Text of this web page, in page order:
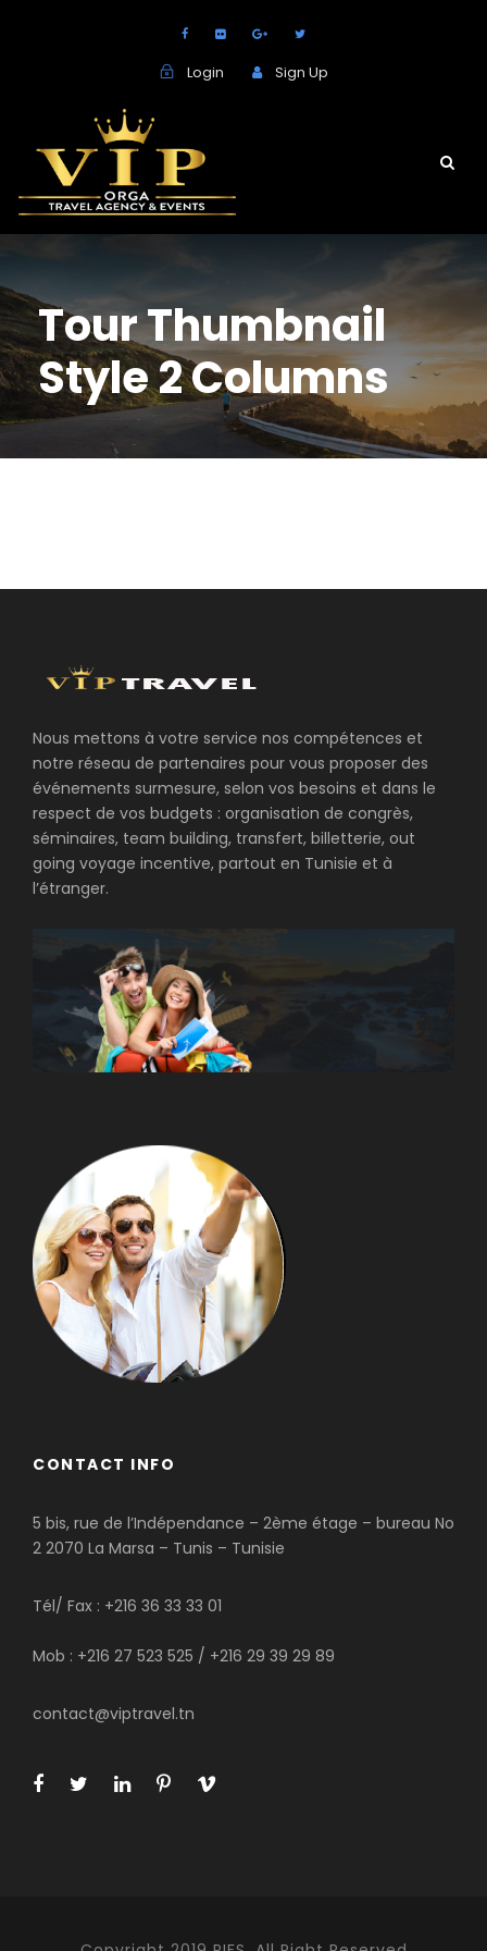
Login Sign Up
Tour Thumbnail
Style 2 Columns
Nous mettons à votre service nos compétences et
notre réseau de partenaires pour vous proposer des
événements surmesure, selon vos besoins et dans le
respect de vos budgets : organisation de congrès,
séminaires, team building, transfert, billetterie, out
going voyage incentive, partout en Tunisie et à
l’étranger.
CONTACT INFO
5 bis, rue de l’Indépendance – 2ème étage – bureau No
2 2070 La Marsa – Tunis – Tunisie
Tél/ Fax : +216 36 33 33 01
Mob : +216 27 523 525 / +216 29 39 29 89
contact@viptravel.tn